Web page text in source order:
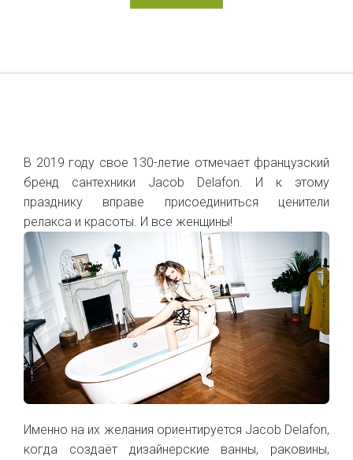
В 2019 году свое 130-летие отмечает французский
бренд сантехники Jacob Delafon. И к этому
празднику вправе присоединиться ценители
релакса и красоты. И все женщины!
Именно на их желания ориентируется Jacob Delafon,
когда создаёт дизайнерские ванны, раковины,